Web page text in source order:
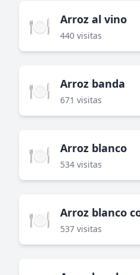
🍽️ Arroz al vino
440 visitas
🍽️ Arroz banda
671 visitas
🍽️ Arroz blanco
534 visitas
🍽️ Arroz blanco
537 visitas